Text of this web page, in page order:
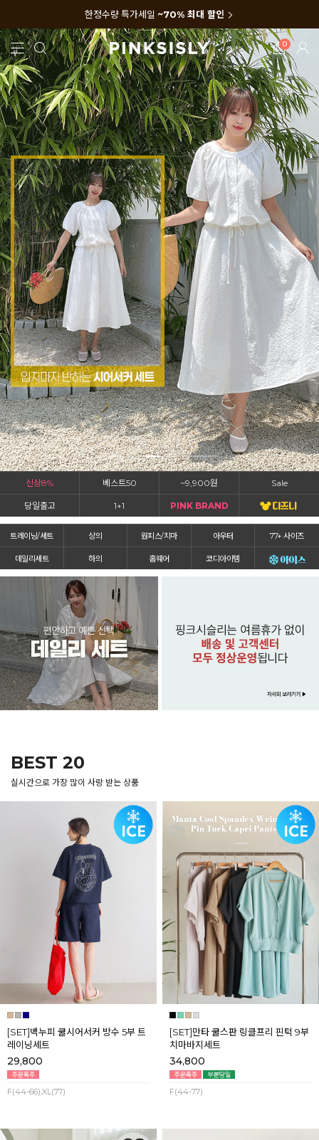
한정수량 특가세일 ~70% 최대 할인
0
신상8% 베스트50 ~9,900원 Sale
당일출고 1+1 PINK BRAND
트레이닝/세트 상의 원피스/치마 아우터 77+ 사이즈
데일리세트 하의 홈웨어 코디아이템
BEST 20
실시간으로 가장 많이 사랑 받는 상품
[SET]백누피 쿨시어서커 방수 5부 트
레이닝세트
29,800
F(44-66),XL(77)
[SET]만타 쿨스판 링클프리 핀턱 9부
치마바지세트
34,800
F(44-77)